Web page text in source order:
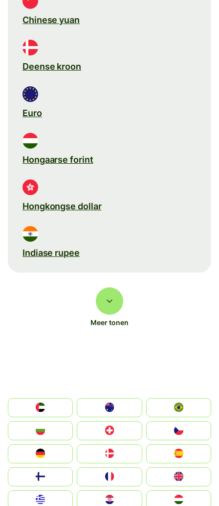
Chinese yuan
Deense kroon
Euro
Hongaarse forint
Hongkongse dollar
Indiase rupee
Meer tonen
الإمارات العربية المتحدة
Switzerland
Deutschland
United Kingdom
Magyarország